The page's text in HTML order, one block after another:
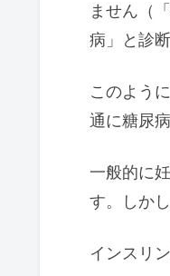
ません（
病」と診
このよう
通に糖尿
一般的に
す。しか
インスリ